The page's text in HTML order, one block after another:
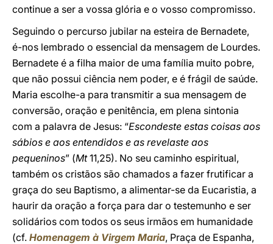
continue a ser a vossa glória e o vosso compromisso.
Seguindo o percurso jubilar na esteira de Bernadete,
é-nos lembrado o essencial da mensagem de Lourdes.
Bernadete é a filha maior de uma família muito pobre,
que não possui ciência nem poder, e é frágil de saúde.
Maria escolhe-a para transmitir a sua mensagem de
conversão, oração e penitência, em plena sintonia
com a palavra de Jesus: “Escondeste estas coisas aos
sábios e aos entendidos e as revelaste aos
pequeninos” (Mt11,25). No seu caminho espiritual,
também os cristãos são chamados a fazer frutificar a
graça do seu Baptismo, a alimentar-se da Eucaristia, a
haurir da oração a força para dar o testemunho e ser
solidários com todos os seus irmãos em humanidade
(cf. Homenagem à Virgem Maria, Praça de Espanha,